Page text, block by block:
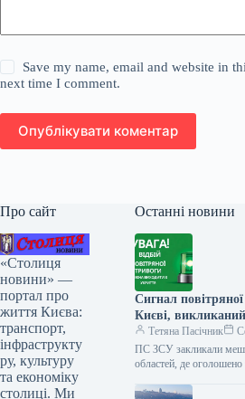
Save my name, email and website in
next time I comment.
Опублікувати коментар
Про сайт
«Столиця
новини» —
портал про
життя Києва:
транспорт,
інфраструкту
ру, культуру
та економіку
столиці. Ми
Останні новини
Сигнал
Києві,
балістичних
обмежений час.
Тетяна Пасічник
ПС ЗСУ закликали
областей, де оголошено
там до офіційного